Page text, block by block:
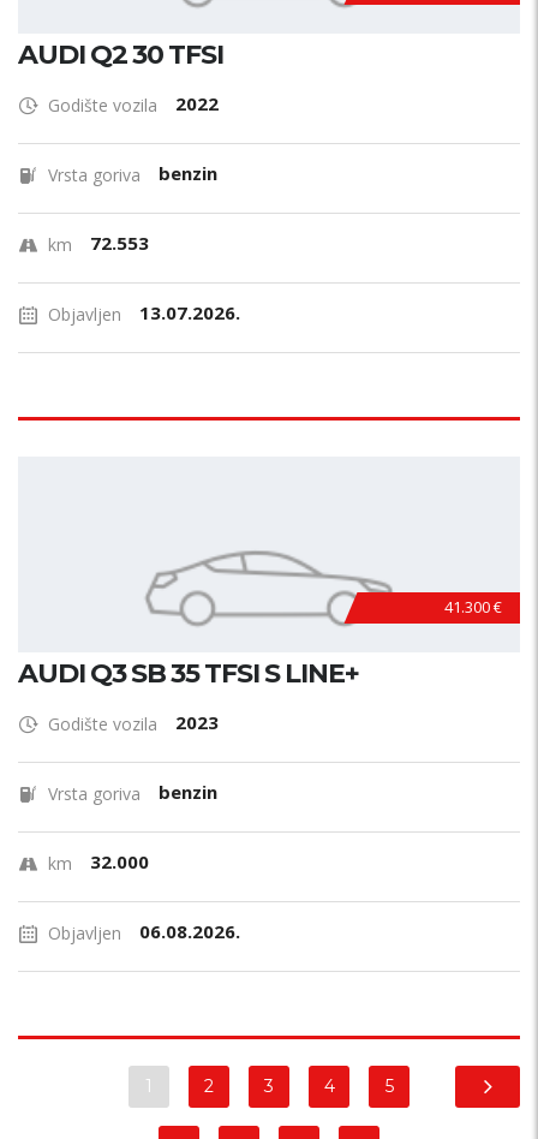
AUDI Q2 30 TFSI
Godište vozila 2022
Vrsta goriva benzin
km 72.553
Objavljen 13.07.2026.
41.300 €
AUDI Q3 SB 35 TFSI S LINE+
Godište vozila 2023
Vrsta goriva benzin
km 32.000
Objavljen 06.08.2026.
1 2 3 4 5